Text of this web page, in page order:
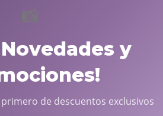
📸
Novedades y
de descuentos exclusivos